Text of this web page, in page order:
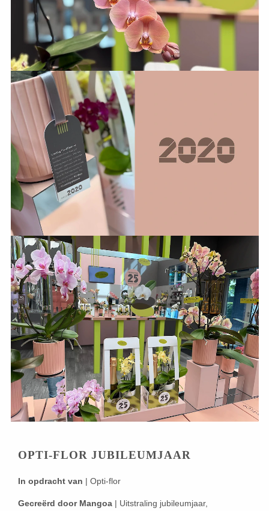
OPTI-FLOR JUBILEUMJAAR
In opdracht van | Opti-flor
Gecreërd door Mangoa| Uitstraling jubileumjaar,